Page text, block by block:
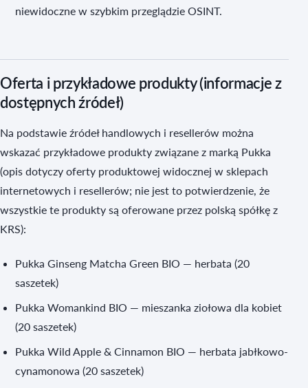
niewidoczne w szybkim przeglądzie OSINT.
Oferta i przykładowe produkty (informacje z
dostępnych źródeł)
Na podstawie źródeł handlowych i resellerów można
wskazać przykładowe produkty związane z marką Pukka
(opis dotyczy oferty produktowej widocznej w sklepach
internetowych i resellerów; nie jest to potwierdzenie, że
wszystkie te produkty są oferowane przez polską spółkę z
KRS):
Pukka Ginseng Matcha Green BIO — herbata (20
saszetek)
Pukka Womankind BIO — mieszanka ziołowa dla kobiet
(20 saszetek)
Pukka Wild Apple & Cinnamon BIO — herbata jabłkowo-
cynamonowa (20 saszetek)